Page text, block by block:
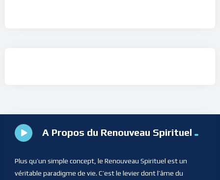
A Propos du Renouveau Spirituel
Plus qu’un simple concept, le Renouveau Spirituel est un
véritable paradigme de vie. C’est le levier dont l’âme du